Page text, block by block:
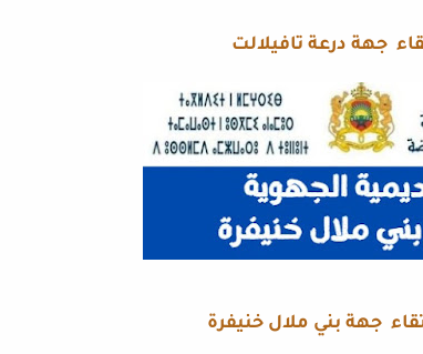
جهة درعة تافيلالت
جهة بني ملال خنيفرة